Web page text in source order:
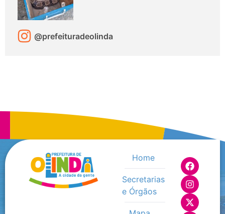
@prefeituradeolinda
Home
Secretarias
e Órgãos